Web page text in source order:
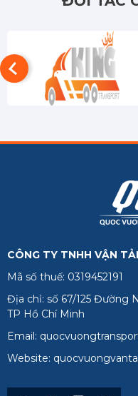
Đồng Tháp
Hậu Giang
Vĩnh Long
Phú Quốc
CÔNG TY TNHH VẬN
Mã số thuế: 0319452191
Địa chỉ: số 67/125 Đường
TP Hồ Chí Minh
Email:
Website: